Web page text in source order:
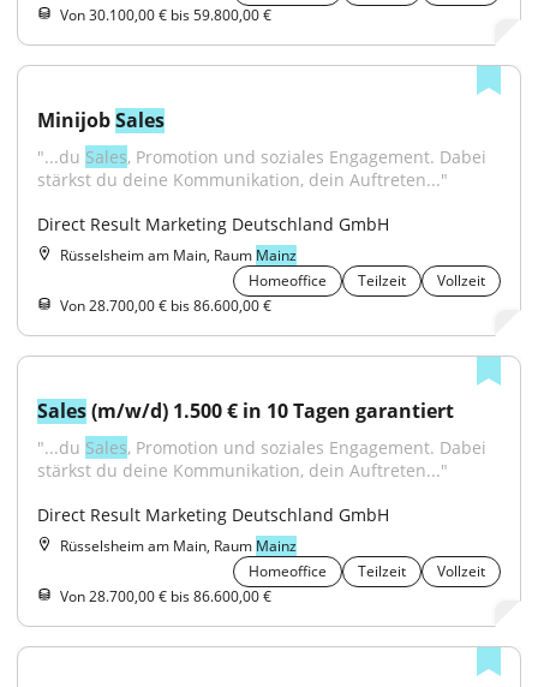
Von 30.100,00 € bis 59.800,00 €
Minijob Sales
"...du Sales, Promotion und soziales Engagement. Dabei
stärkst du deine Kommunikation, dein Auftreten..."
Direct Result Marketing Deutschland GmbH
Rüsselsheim am Main, Raum Mainz
Homeoffice
Teilzeit
Vollzeit
Von 28.700,00 € bis 86.600,00 €
Sales (m/w/d) 1.500 € in 10 Tagen garantiert
"...du Sales, Promotion und soziales Engagement. Dabei
stärkst du deine Kommunikation, dein Auftreten..."
Direct Result Marketing Deutschland GmbH
Rüsselsheim am Main, Raum Mainz
Homeoffice
Teilzeit
Vollzeit
Von 28.700,00 € bis 86.600,00 €